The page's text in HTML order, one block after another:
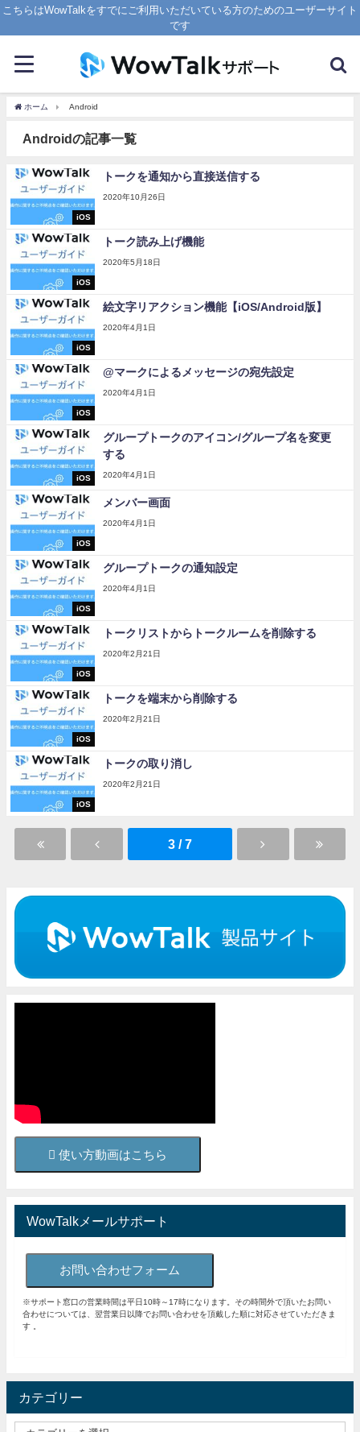
こちらはWowTalkをすでにご利用いただいている方のためのユーザーサイト
です
ホーム Android
Androidの記事一覧
iOS
トークを通知から直接送信する
2020年10月26日
iOS
トーク読み上げ機能
2020年5月18日
iOS
絵文字リアクション機能【iOS/Android版】
2020年4月1日
iOS
@マークによるメッセージの宛先設定
2020年4月1日
iOS
グループトークのアイコン/グループ名を変更
する
2020年4月1日
iOS
メンバー画面
2020年4月1日
iOS
グループトークの通知設定
2020年4月1日
iOS
トークリストからトークルームを削除する
2020年2月21日
iOS
トークを端末から削除する
2020年2月21日
iOS
トークの取り消し
2020年2月21日
3 / 7
使い方動画はこちら
WowTalkメールサポート
お問い合わせフォーム
※サポート窓口の営業時間は平日10時～17時になります。その時間外で頂いたお問い
合わせについては、翌営業日以降でお問い合わせを頂戴した順に対応させていただきま
す 。
カテゴリー